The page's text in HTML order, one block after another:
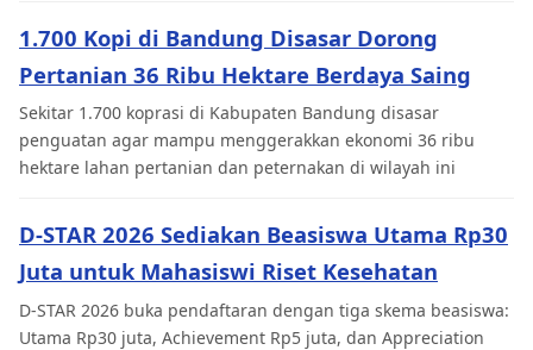
1.700 Kopi di Bandung Disasar Dorong
Pertanian 36 Ribu Hektare Berdaya Saing
Sekitar 1.700 koprasi di Kabupaten Bandung disasar
penguatan agar mampu menggerakkan ekonomi 36 ribu
hektare lahan pertanian dan peternakan di wilayah ini
D-STAR 2026 Sediakan Beasiswa Utama Rp30
Juta untuk Mahasiswi Riset Kesehatan
D-STAR 2026 buka pendaftaran dengan tiga skema beasiswa:
Utama Rp30 juta, Achievement Rp5 juta, dan Appreciation